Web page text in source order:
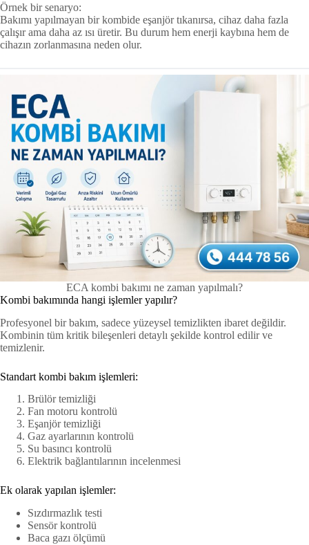
Örnek bir senaryo:
Bakımı yapılmayan bir kombide eşanjör tıkanırsa, cihaz daha fazla
çalışır ama daha az ısı üretir. Bu durum hem enerji kaybına hem de
cihazın zorlanmasına neden olur.
ECA kombi bakımı ne zaman yapılmalı?
Kombi bakımında hangi işlemler yapılır?
Profesyonel bir bakım, sadece yüzeysel temizlikten ibaret değildir.
Kombinin tüm kritik bileşenleri detaylı şekilde kontrol edilir ve
temizlenir.
Standart kombi bakım işlemleri:
Brülör temizliği
Fan motoru kontrolü
Eşanjör temizliği
Gaz ayarlarının kontrolü
Su basıncı kontrolü
Elektrik bağlantılarının incelenmesi
Ek olarak yapılan işlemler:
Sızdırmazlık testi
Sensör kontrolü
Baca gazı ölçümü